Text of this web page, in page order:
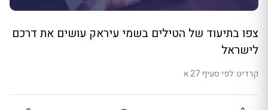
צפו בתיעוד של הטילים בשמי עיראק עושים את דרכם
לישראל
קרדיט: לפי סעיף 27 א